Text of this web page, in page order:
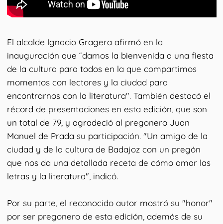
El alcalde Ignacio Gragera afirmó en la
inauguración que “damos la bienvenida a una fiesta
de la cultura para todos en la que compartimos
momentos con lectores y la ciudad para
encontrarnos con la literatura". También destacó el
récord de presentaciones en esta edición, que son
un total de 79, y agradeció al pregonero Juan
Manuel de Prada su participación. "Un amigo de la
ciudad y de la cultura de Badajoz con un pregón
que nos da una detallada receta de cómo amar las
letras y la literatura", indicó.
Por su parte, el reconocido autor mostró su "honor"
por ser pregonero de esta edición, además de su